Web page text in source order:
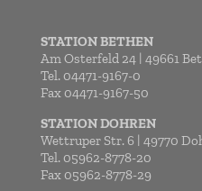
STATION BETHEN
Am Osterfeld 24 | 49661
Tel. 04471-9167-0
Fax 04471-9167-50
STATION DOHREN
Wettruper Str. 6 | 49770
Tel. 05962-8778-20
Fax 05962-8778-29